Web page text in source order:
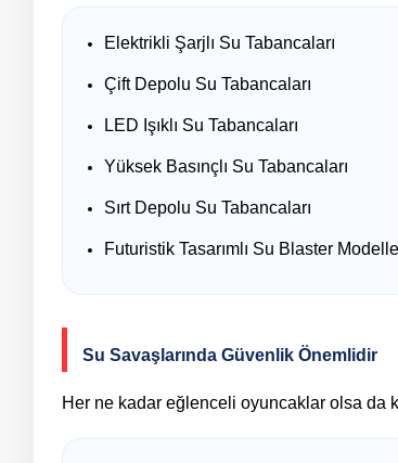
Elektrikli Şarjlı Su Tabancaları
Çift Depolu Su Tabancaları
LED Işıklı Su Tabancaları
Yüksek Basınçlı Su Tabancaları
Sırt Depolu Su Tabancaları
Futuristik Tasarımlı Su Blaster
Su Savaşlarında Güvenlik Önemlidir
Her ne kadar eğlenceli oyuncaklar olsa da